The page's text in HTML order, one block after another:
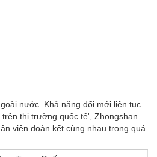
nước. Khả năng đổi mới liên tục
thị trường quốc tế', Zhongshan
viên đoàn kết cùng nhau trong quá